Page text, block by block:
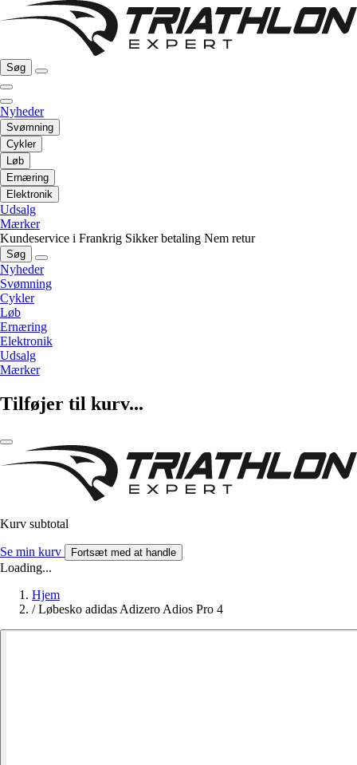
Søg
Nyheder
Svømning
Cykler
Løb
Ernæring
Elektronik
Udsalg
Mærker
Kundeservice i Frankrig Sikker betaling Nem retur
Søg
Nyheder
Svømning
Cykler
Løb
Ernæring
Elektronik
Udsalg
Mærker
Tilføjer til kurv...
Kurv subtotal
Se min kurv Fortsæt med at handle
Loading...
Hjem
/ Løbesko adidas Adizero Adios Pro 4